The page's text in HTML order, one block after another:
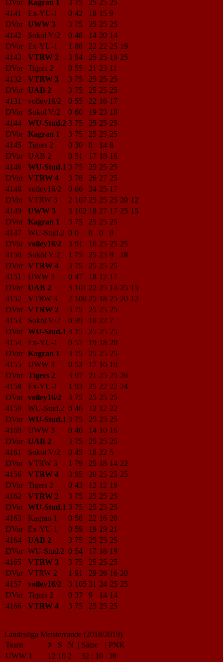
DVor Kagran 1 3 75 25 25 25
4141
Ex-YU-1 0 42 18 15 9
DVor UWW 3 3 75 25 25 25
4142
Sokol V/2 0 48 14 20 14
DVor Ex-YU-1 1 88 22 22 25 19
4143
VTRW 2 3 94 25 25 19 25
DVor Tigers 2 0 55 21 23 11
4132
VTRW 3 3 75 25 25 25
DVor UAB 2 3 75 25 25 25
4131
volley16/2 0 55 22 16 17
DVor
Sokol V/2 0 60 19 23 18
4144
WU-Stud.2 3 75 25 25 25
DVor Kagran 1 3 75 25 25 25
4145
Tigers 2 0 30 8 14 8
DVor UAB 2 0 51 17 18 16
4146
WU-Stud.1 3 75 25 25 25
DVor VTRW 4 3 78 26 27 25
4148
volley16/2 0 66 24 25 17
DVor VTRW 3 2 107 25 25 25 20 12
4149
UWW 3 3 102 18 27 17 25 15
DVor Kagran 1 3 75 25 25 25
4147
WU-Stud.2 0 0 0 0
0
DVor volley16/2 3 91 16 25 25 25
4150
Sokol V/2 1 75 25 23 9
18
DVor VTRW 4 3 75 25 25 25
4151
UWW 3 0 47 18 12 17
DVor UAB 2 3 101 22 25 14 25 15
4152
VTRW 3 2 100 25 18 25 20 12
DVor VTRW 2 3 75 25 25 25
4153
Sokol V/2 0 39 10 22 7
DVor WU-Stud.1 3 75 25 25 25
4154
Ex-YU-1 0 57 19 18 20
DVor Kagran 1 3 75 25 25 25
4155
UWW 3 0 52 17 16 19
DVor Tigers 2 3 97 21 25 25 26
4158
Ex-YU-1 1 93 25 22 22 24
DVor volley16/2 3 75 25 25 25
4159
WU-Stud.2 0 46 12 12 22
DVor WU-Stud.1 3 75 25 25 25
4160
UWW 3 0 40 14 10 16
DVor UAB 2 3 75 25 25 25
4161
Sokol V/2 0 45 18 22 5
DVor VTRW 3 1 79 25 18 14 22
4156
VTRW 4 3 95 20 25 25 25
DVor Tigers 2 0 43 12 12 19
4162
VTRW 2 3 75 25 25 25
DVor WU-Stud.1 3 75 25 25 25
4163
Kagran 1 0 58 22 16 20
DVor Ex-YU-1 0 59 19 19 21
4164
UAB 2 3 75 25 25 25
DVor WU-Stud.2 0 54 17 18 19
4165
VTRW 3 3 75 25 25 25
DVor VTRW 2 1 91 29 26 16 20
4157
volley16/2 3 105 31 24 25 25
DVor Tigers 2 0 37 9 14 14
4166
VTRW 4 3 75 25 25 25
Landesliga Meisterrunde (2018/2019)
Team
# S N | Sätze | PNK
UWW 1
12 10 2 32 : 10
30